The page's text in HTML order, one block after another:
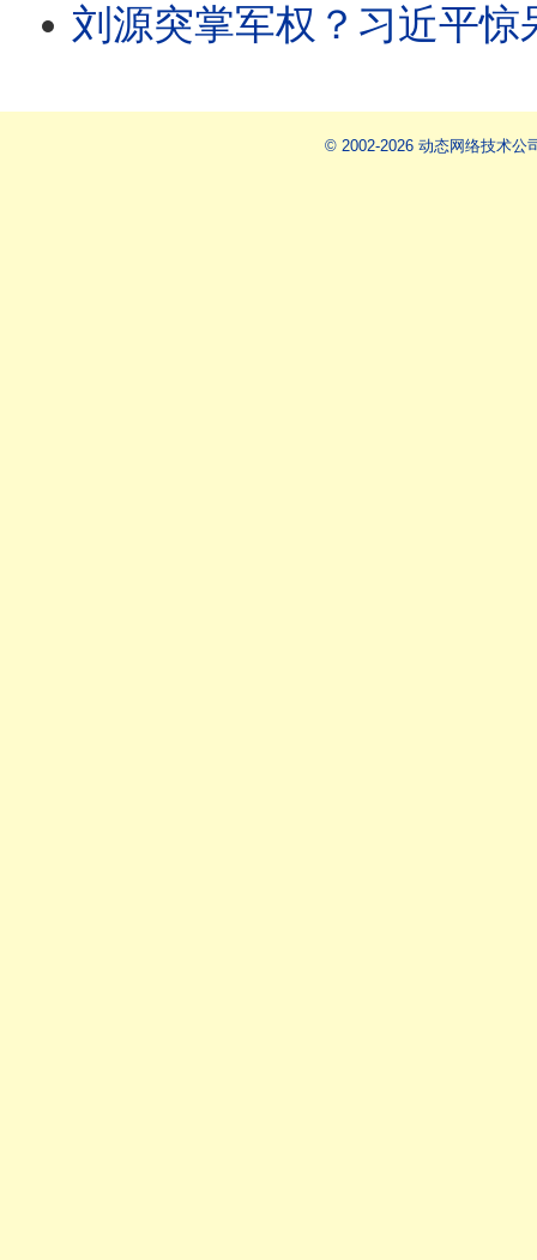
刘源突掌军权？习近平惊呆：张升民一个人开军委会！李克强哼习惹
© 2002-2026 动态网络技术公